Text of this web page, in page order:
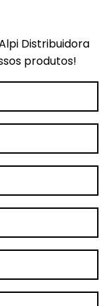
Distribuidora
produtos!